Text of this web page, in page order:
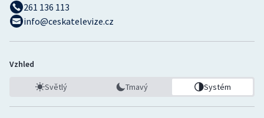
261 136 113
info@ceskatelevize.cz
Vzhled
Světlý Tmavý Systém